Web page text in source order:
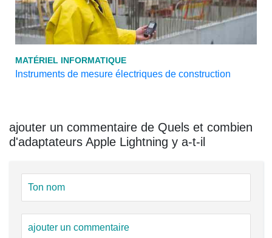
MATÉRIEL INFORMATIQUE
Instruments de mesure électriques de construction
ajouter un commentaire de Quels et combien
d'adaptateurs Apple Lightning y a-t-il